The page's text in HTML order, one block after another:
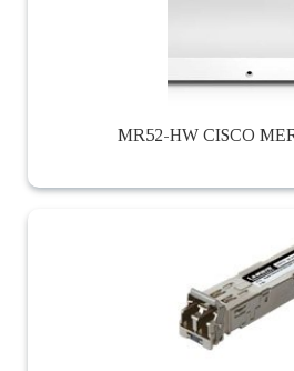
MR52-HW CISCO